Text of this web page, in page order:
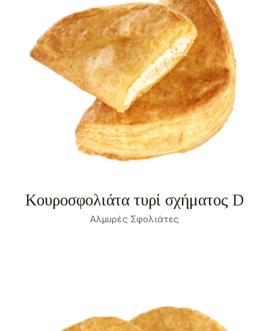
Κουροσφολιάτα τυρί σχήματος D
Αλμυρές Σφολιάτες
Σχετικά
Τα cookies είναι μικρά αρχεία κειμένου που
χρησιμοποιούνται από τους δικτυακούς τόπους για
να κάνουν την εμπειρία του χρήστη πιο
αποτελεσματική.
Ο νόμος αναφέρει ότι μπορούμε να αποθηκεύσουμε
τα cookies στη συσκευή σας, εφόσον είναι
απολύτως αναγκαία για τη λειτουργία αυτής της
ιστοσελίδας. Για όλους τους άλλους τύπους cookies
χρειαζόμαστε την άδειά σας.
Μπορείτε να αλλάξετε ή να καταργήσετε τη
συναίνεσή σας ανά πάσα στιγμή μέσω της Δήλωσης
για τα Cookies στην ιστοσελίδα μας.
Μάθετε περισσότερα σχετικά με το ποιοι είμαστε,
με το πως μπορείτε να επικοινωνήσετε μαζί μας και
με το πως επεξεργαζόμαστε τα προσωπικά
δεδομένα στην Πολιτική Προστασίας Προσωπικών
Δεδομένων μας. Παρακαλούμε αναφέρετε το
αναγνωριστικό και την ημερομηνία της συναίνεσής
σας όταν επικοινωνείτε μαζί μας σχετικά με τη
συναίνεσή σας.
Η δήλωση Cookie ενημερώθηκε τελευταία φορά στις 1/71/2026 από το
ΕΠΙΤΡΈΠΕΤΑΙ Η ΕΠΙΛΟΓΉ